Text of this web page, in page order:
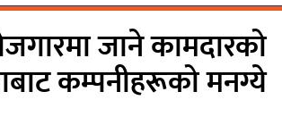
जाने कामदारको
कम्पनीहरूको मनग्ये